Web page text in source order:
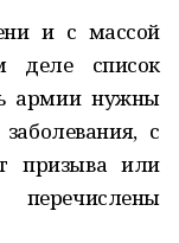
и с массой
деле список
армии нужны
с
призыва или